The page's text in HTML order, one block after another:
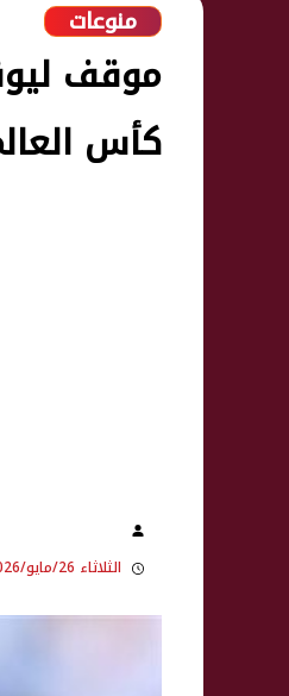
منوعات
موقف
كأس العالم
الثلاثاء 26/مايو/2026 - 10:59 ص